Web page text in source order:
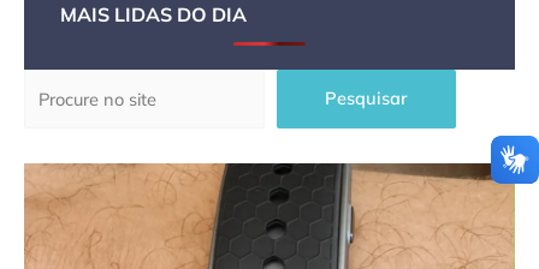
MAIS LIDAS DO DIA
Pesquisar